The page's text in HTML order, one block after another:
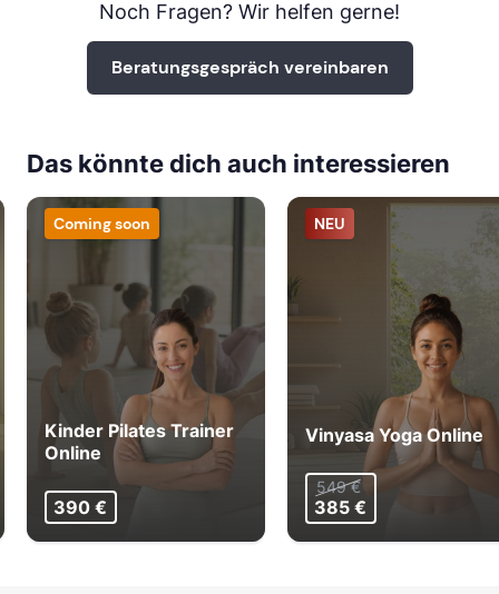
Noch Fragen? Wir helfen gerne!
Beratungsgespräch vereinbaren
Das könnte dich auch interessieren
Coming soon
Kinder Pilates Trainer
Online
390 €
NEU
Vinyasa Yoga Online
549 €
385 €